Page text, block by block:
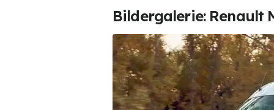
Bildergalerie: Renault